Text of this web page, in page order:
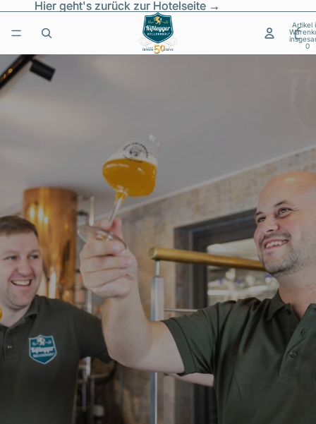
Hier geht's zurück zur Hotelseite →
Hier geht's zurück zur Hotelseite →
Artikel
0